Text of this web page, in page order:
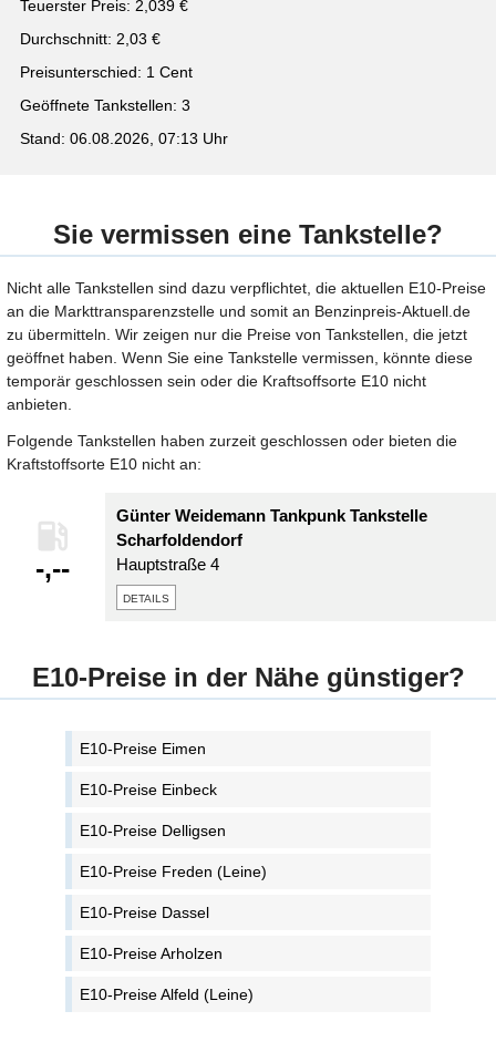
Teuerster Preis: 2,039 €
Durchschnitt: 2,03 €
Preisunterschied: 1 Cent
Geöffnete Tankstellen: 3
Stand: 06.08.2026, 07:13 Uhr
Sie vermissen eine Tankstelle?
Nicht alle Tankstellen sind dazu verpflichtet, die aktuellen E10-Preise
an die Markttransparenzstelle und somit an Benzinpreis-Aktuell.de
zu übermitteln. Wir zeigen nur die Preise von Tankstellen, die jetzt
geöffnet haben. Wenn Sie eine Tankstelle vermissen, könnte diese
temporär geschlossen sein oder die Kraftsoffsorte E10 nicht
anbieten.
Folgende Tankstellen haben zurzeit geschlossen oder bieten die
Kraftstoffsorte E10 nicht an:
-,--
Günter Weidemann Tankpunk Tankstelle
Scharfoldendorf
Hauptstraße 4
details
E10-Preise in der Nähe günstiger?
E10-Preise Eimen
E10-Preise Einbeck
E10-Preise Delligsen
E10-Preise Freden (Leine)
E10-Preise Dassel
E10-Preise Arholzen
E10-Preise Alfeld (Leine)